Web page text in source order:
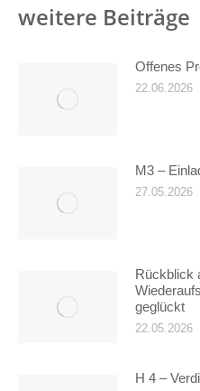
weitere Beiträge
Offenes
22.06.2026
M3 –
27.05.2026
Rückblick
geglückt
22.05.2026
H 4 –